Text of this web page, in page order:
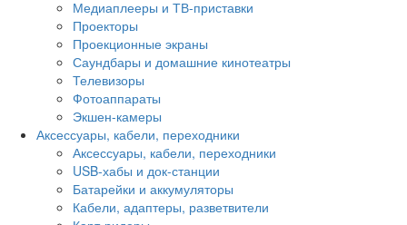
Медиаплееры и ТВ-приставки
Проекторы
Проекционные экраны
Саундбары и домашние кинотеатры
Телевизоры
Фотоаппараты
Экшен-камеры
Аксессуары, кабели, переходники
Аксессуары, кабели, переходники
USB-хабы и док-станции
Батарейки и аккумуляторы
Кабели, адаптеры, разветвители